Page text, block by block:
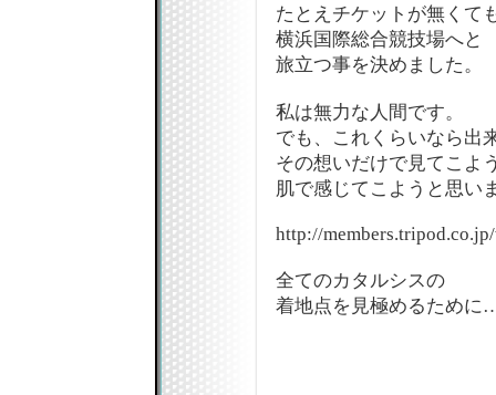
たとえチケットが無くて
横浜国際総合競技場へと
旅立つ事を決めました。
私は無力な人間です。
でも、これくらいなら出
その想いだけで見てこよ
肌で感じてこようと思い
http://
全てのカタルシスの
着地点を見極めるために